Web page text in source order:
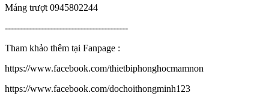
Máng trượt 0945802244
-----------------------------------------
Tham khảo thêm tại Fanpage :
https://www.facebook.com/thietbiphonghocmamnon
https://www.facebook.com/dochoithongminh123